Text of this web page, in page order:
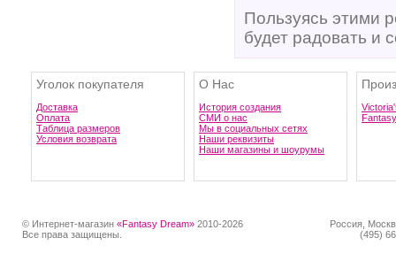
Пользуясь этими
будет радовать и
Уголок покупателя
Доставка
Оплата
Таблица размеров
Условия возврата
О Нас
История создания
СМИ о нас
Мы в социальных сетях
Наши реквизиты
Наши магазины и шоурумы
© Интернет-магазин «Fantasy Dream» 2010-2026
Все права защищены.
Россия,
(495)